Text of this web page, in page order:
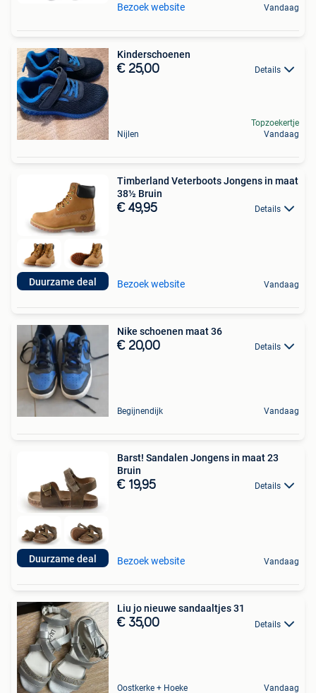
Bezoek website Vandaag
Kinderschoenen
€ 25,00 Details
Nijlen
Topzoekertje
Vandaag
Duurzame deal
Timberland Veterboots Jongens in maat
38½ Bruin
€ 49,95 Details
Bezoek website Vandaag
Nike schoenen maat 36
€ 20,00 Details
Begijnendijk Vandaag
Duurzame deal
Barst! Sandalen Jongens in maat 23
Bruin
€ 19,95 Details
Bezoek website Vandaag
Liu jo nieuwe sandaaltjes 31
€ 35,00 Details
Oostkerke + Hoeke Vandaag